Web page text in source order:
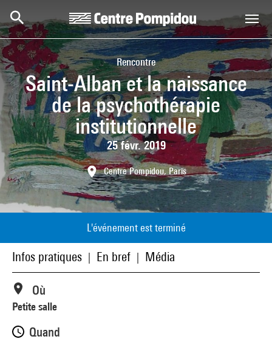
Rencontre
Saint-Alban et la naissance
de la psychothérapie
institutionnelle
25 févr. 2019
Centre Pompidou, Paris
L'événement est terminé
Infos pratiques En bref Média
Où
Petite salle
Quand